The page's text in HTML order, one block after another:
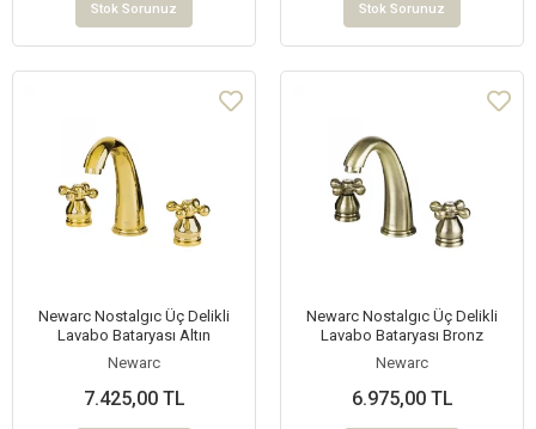
Stok Sorunuz Stok Sorunuz
Newarc Nostalgıc Üç Delikli
Lavabo Bataryası Altın
Newarc
7.425,00 TL
Newarc Nostalgıc Üç Delikli
Lavabo Bataryası Bronz
Newarc
6.975,00 TL